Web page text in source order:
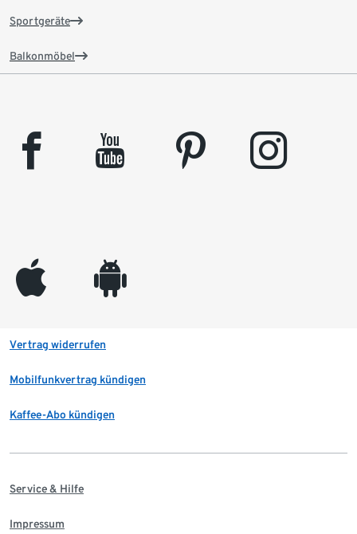
Sportgeräte
Balkonmöbel
facebook youtube pinterest instagram
appleinc android
Vertrag widerrufen
Mobilfunkvertrag kündigen
Kaffee-Abo kündigen
Service & Hilfe
Impressum